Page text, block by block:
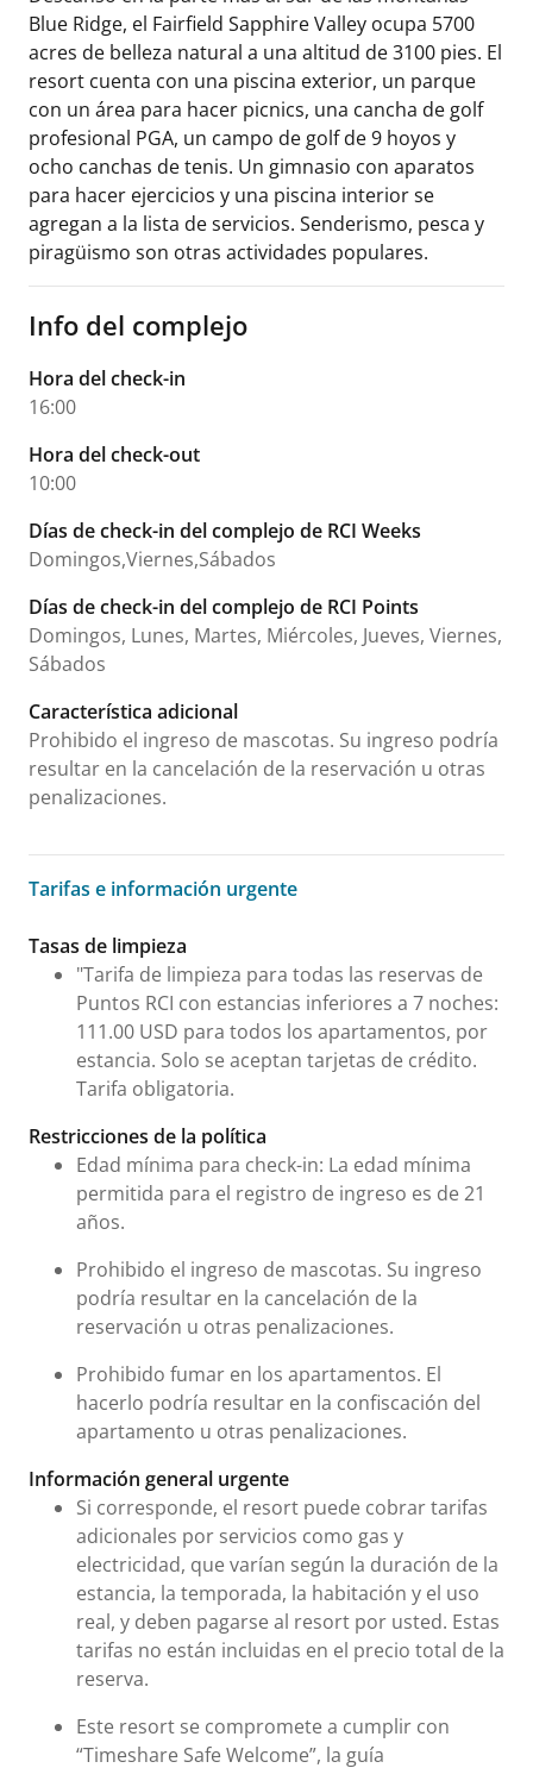
Blue Ridge, el Fairfield Sapphire Valley ocupa 5700
acres de belleza natural a una altitud de 3100 pies. El
resort cuenta con una piscina exterior, un parque
con un área para hacer picnics, una cancha de golf
profesional PGA, un campo de golf de 9 hoyos y
ocho canchas de tenis. Un gimnasio con aparatos
para hacer ejercicios y una piscina interior se
agregan a la lista de servicios. Senderismo, pesca y
piragüismo son otras actividades populares.
Info del complejo
Hora del check-in
16:00
Hora del check-out
10:00
Días de check-in del complejo de RCI Weeks
Domingos,Viernes,Sábados
Días de check-in del complejo de RCI Points
Domingos, Lunes, Martes, Miércoles, Jueves, Viernes,
Sábados
Característica adicional
Prohibido el ingreso de mascotas. Su ingreso podría
resultar en la cancelación de la reservación u otras
penalizaciones.
Tarifas e información urgente
Tarifas e información urgente
Tasas de limpieza
"Tarifa de limpieza para todas las reservas de
Puntos RCI con estancias inferiores a 7 noches:
111.00 USD para todos los apartamentos, por
estancia. Solo se aceptan tarjetas de crédito.
Tarifa obligatoria.
Restricciones de la política
Edad mínima para check-in: La edad mínima
permitida para el registro de ingreso es de 21
años.
Prohibido el ingreso de mascotas. Su ingreso
podría resultar en la cancelación de la
reservación u otras penalizaciones.
Prohibido fumar en los apartamentos. El
hacerlo podría resultar en la confiscación del
apartamento u otras penalizaciones.
Información general urgente
Si corresponde, el resort puede cobrar tarifas
adicionales por servicios como gas y
electricidad, que varían según la duración de la
estancia, la temporada, la habitación y el uso
real, y deben pagarse al resort por usted. Estas
tarifas no están incluidas en el precio total de la
reserva.
Este resort se compromete a cumplir con
“Timeshare Safe Welcome”, la guía